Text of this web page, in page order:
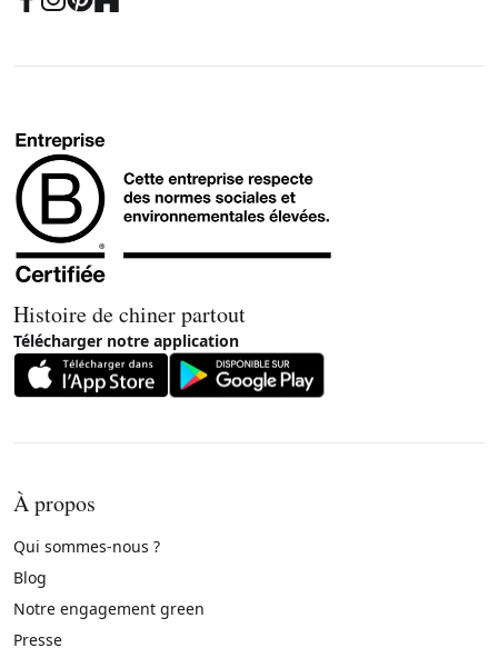
Histoire de chiner partout
Télécharger notre application
À propos
Qui sommes-nous ?
Blog
Notre engagement green
Presse